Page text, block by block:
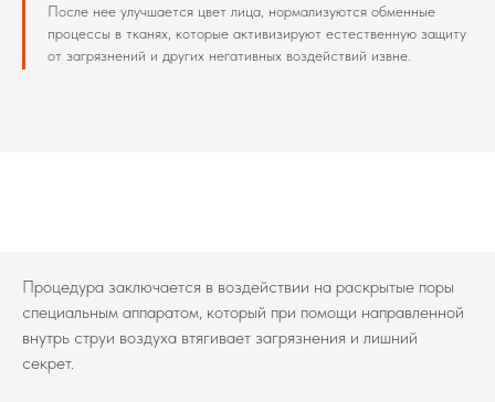
После нее улучшается цвет лица, нормализуются обменные
процессы в тканях, которые активизируют естественную защиту
от загрязнений и других негативных воздействий извне.
Процедура заключается в воздействии на раскрытые поры
специальным аппаратом, который при помощи направленной
внутрь струи воздуха втягивает загрязнения и лишний
секрет.